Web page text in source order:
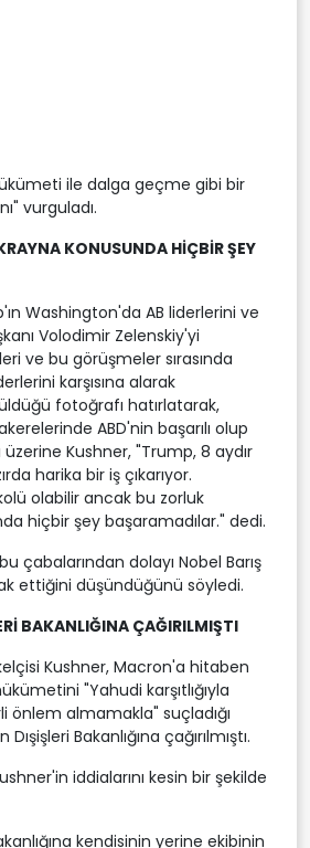
ile dalga geçme gibi bir
vurguladı.
KONUSUNDA HİÇBİR ŞEY
Washington'da AB liderlerini ve
Volodimir Zelenskiy'yi
ve bu görüşmeler sırasında
karşısına alarak
fotoğrafı hatırlatarak,
ABD'nin başarılı olup
üzerine Kushner, "Trump, 8 aydır
harika bir iş çıkarıyor.
olabilir ancak bu zorluk
hiçbir şey başaramadılar." dedi.
çabalarından dolayı Nobel Barış
ettiğini düşündüğünü söyledi.
BAKANLIĞINA ÇAĞIRILMIŞTI
Kushner, Macron'a hitaben
"Yahudi karşıtlığıyla
almamakla" suçladığı
Bakanlığına çağırılmıştı.
iddialarını kesin bir şekilde
kendisinin yerine ekibinin